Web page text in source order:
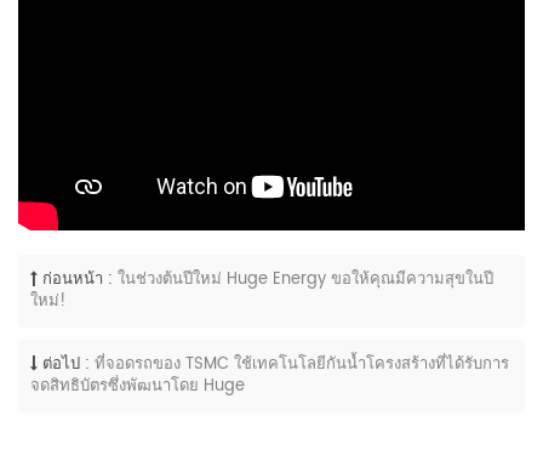
ก่อนหน้า : ในช่วงต้นปีใหม่ Huge Energy ขอให้คุณมีความสุขในปี
ใหม่!
ต่อไป : ที่จอดรถของ TSMC ใช้เทคโนโลยีกันน้ำโครงสร้างที่ได้รับการ
จดสิทธิบัตรซึ่งพัฒนาโดย Huge